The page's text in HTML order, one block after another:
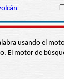
usando el
El motor de